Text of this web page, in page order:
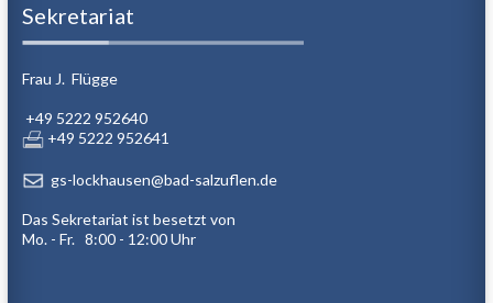
Sekretariat
Frau J. Flügge
+49 5222 952640
+49 5222 952641
gs-lockhausen@bad-salzuflen.de
Das Sekretariat ist besetzt von
Mo. - Fr. 8:00 - 12:00 Uhr